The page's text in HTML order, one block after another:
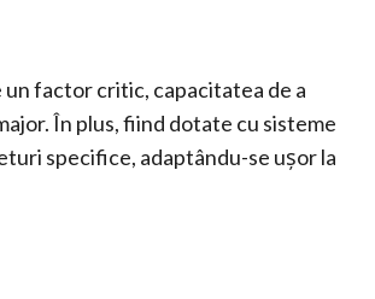
factor critic, capacitatea de a
În plus, fiind dotate cu sisteme
specifice, adaptându-se ușor la